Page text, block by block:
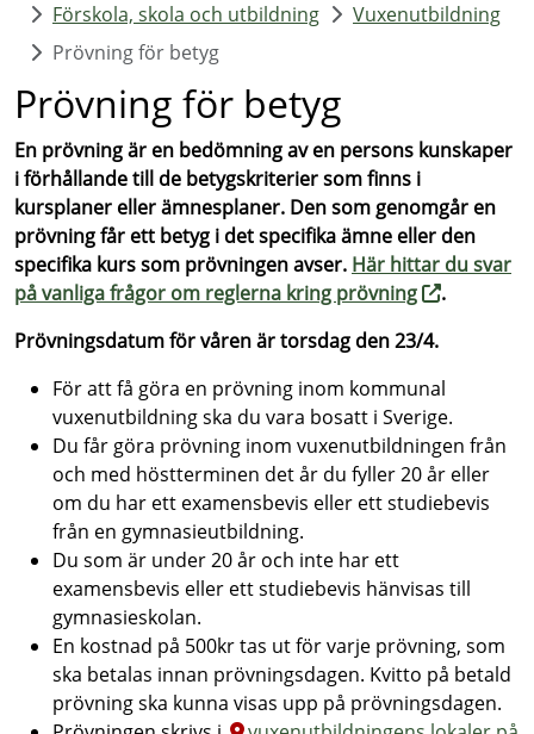
Förskola, skola och utbildning
Vuxenutbildning
Prövning för betyg
Prövning för betyg
En prövning är en bedömning av en persons kunskaper
i förhållande till de betygskriterier som finns i
kursplaner eller ämnesplaner. Den som genomgår en
prövning får ett betyg i det specifika ämne eller den
specifika kurs som prövningen avser. Här hittar du svar
på vanliga frågor om reglerna kring prövning
.
Prövningsdatum för våren är torsdag den 23/4.
För att få göra en prövning inom kommunal
vuxenutbildning ska du vara bosatt i Sverige.
Du får göra prövning inom vuxenutbildningen från
och med höstterminen det år du fyller 20 år eller
om du har ett examensbevis eller ett studiebevis
från en gymnasieutbildning.
Du som är under 20 år och inte har ett
examensbevis eller ett studiebevis hänvisas till
gymnasieskolan.
En kostnad på 500kr tas ut för varje prövning, som
ska betalas innan prövningsdagen. Kvitto på betald
prövning ska kunna visas upp på prövningsdagen.